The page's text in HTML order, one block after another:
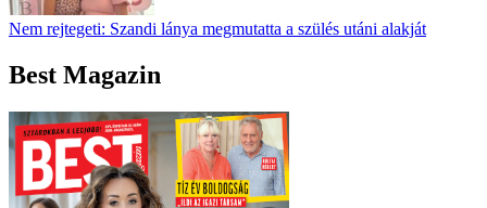
Nem rejtegeti: Szandi lánya megmutatta a szülés utáni alakját
Best Magazin